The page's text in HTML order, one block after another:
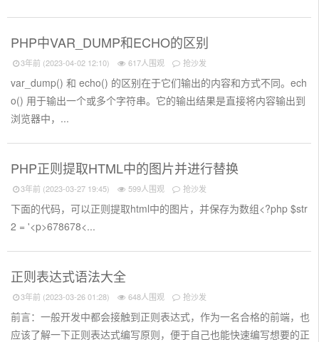
PHP中VAR_DUMP和ECHO的区别
3年前 (2023-04-02 12:10) 617人围观 抢沙发
var_dump() 和 echo() 的区别在于它们输出的内容和方式不同。ech
o() 用于输出一个或多个字符串。它的输出结果是直接将内容输出到
浏览器中，...
PHP正则提取HTML中的图片并进行替换
3年前 (2023-03-27 19:45) 599人围观 抢沙发
下面的代码，可以正则提取html中的图片，并保存为数组<?php $str
2 = '<p>678678<...
正则表达式语法大全
3年前 (2023-03-26 01:28) 648人围观 抢沙发
前言：一般开发中都会接触到正则表达式，作为一名合格的前端，也
应该了解一下正则表达式编写原则，便于自己也能快速编写想要的正